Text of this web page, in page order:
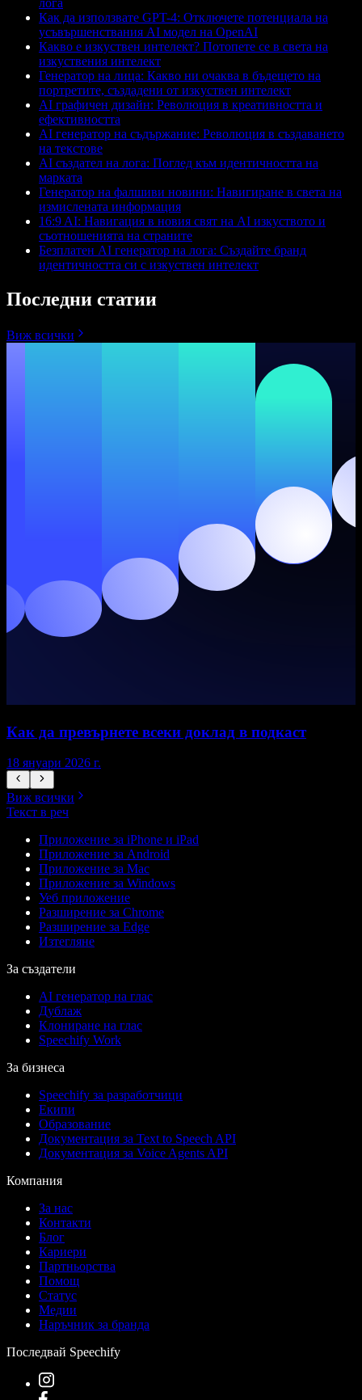
лога
Как да използвате GPT-4: Отключете потенциала на
усъвършенствания AI модел на OpenAI
Какво е изкуствен интелект? Потопете се в света на
изкуствения интелект
Генератор на лица: Какво ни очаква в бъдещето на
портретите, създадени от изкуствен интелект
AI графичен дизайн: Революция в креативността и
ефективността
AI генератор на съдържание: Революция в създаването
на текстове
AI създател на лога: Поглед към идентичността на
марката
Генератор на фалшиви новини: Навигиране в света на
измислената информация
16:9 AI: Навигация в новия свят на AI изкуството и
съотношенията на страните
Безплатен AI генератор на лога: Създайте бранд
идентичността си с изкуствен интелект
Последни статии
Виж всички
Как да превърнете всеки доклад в подкаст
18 януари 2026 г.
Виж всички
Текст в реч
Приложение за iPhone и iPad
Приложение за Android
Приложение за Mac
Приложение за Windows
Уеб приложение
Разширение за Chrome
Разширение за Edge
Изтегляне
За създатели
AI генератор на глас
Дублаж
Клониране на глас
Speechify Work
За бизнеса
Speechify за разработчици
Екипи
Образование
Документация за Text to Speech API
Документация за Voice Agents API
Компания
За нас
Контакти
Блог
Кариери
Партньорства
Помощ
Статус
Медии
Наръчник за бранда
Последвай Speechify